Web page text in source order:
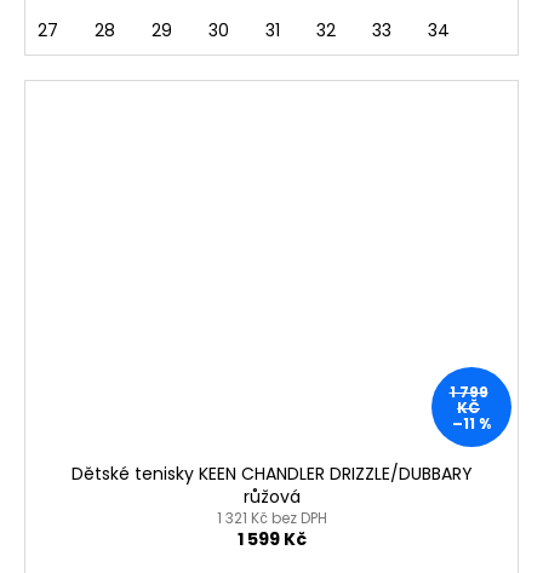
27 28 29 30 31 32 33 34
1 799
KČ
–11 %
Dětské tenisky KEEN CHANDLER DRIZZLE/DUBBARY
růžová
1 321 Kč bez DPH
1 599 Kč